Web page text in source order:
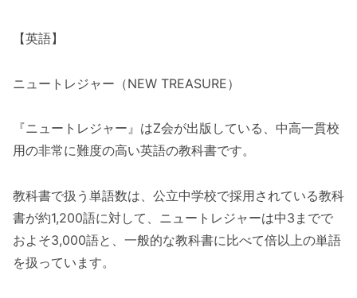
【英語】
ニュートレジャー（NEW TREASURE）
『ニュートレジャー』はZ会が出版している、中高一貫校
用の非常に難度の高い英語の教科書です。
教科書で扱う単語数は、公立中学校で採用されている教科
書が約1,200語に対して、ニュートレジャーは中3までで
およそ3,000語と、一般的な教科書に比べて倍以上の単語
を扱っています。